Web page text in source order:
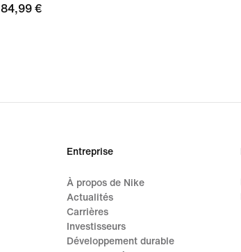
84,99 €
84,99 €
Entreprise
À propos de Nike
Actualités
Carrières
Investisseurs
Développement durable